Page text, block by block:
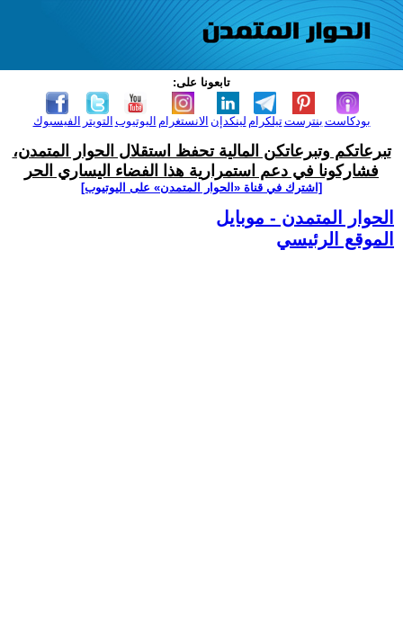
تابعونا على:
الفيسبوك التويتر اليوتيوب الانستغرام لينكدإن تيلكرامبنترست بودكاست
تبرعاتكم وتبرعاتكن المالية تحفظ استقلال الحوار المتمدن،
فشاركونا في دعم استمرارية هذا الفضاء اليساري الحر
[اشترك في قناة ‫«الحوار المتمدن» على اليوتيوب]
الحوار المتمدن - موبايل
الموقع الرئيسي